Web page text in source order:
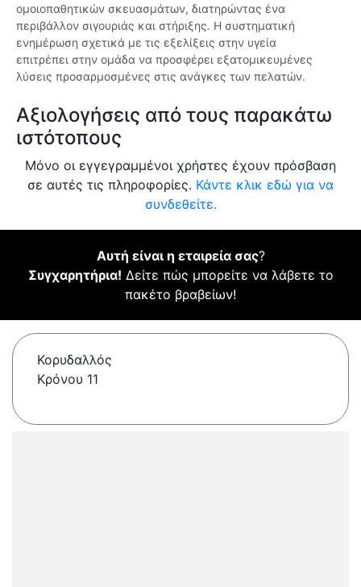
ομοιοπαθητικών σκευασμάτων, διατηρώντας ένα
περιβάλλον σιγουριάς και στήριξης. Η συστηματική
ενημέρωση σχετικά με τις εξελίξεις στην υγεία
επιτρέπει στην ομάδα να προσφέρει εξατομικευμένες
λύσεις προσαρμοσμένες στις ανάγκες των πελατών.
Αξιολογήσεις από τους παρακάτω
ιστότοπους
Μόνο οι εγγεγραμμένοι χρήστες έχουν πρόσβαση
σε αυτές τις πληροφορίες. Κάντε κλικ εδώ για να
συνδεθείτε.
Αυτή είναι η εταιρεία σας?
Συγχαρητήρια! Δείτε πώς μπορείτε να λάβετε το
πακέτο βραβείων!
Κορυδαλλός
Κρόνου 11